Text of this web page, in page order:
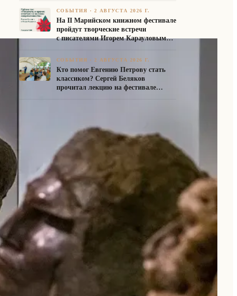
СОБЫТИЯ ·2 АВГУСТА 2026 Г.
На II Марийском книжном фестивале
пройдут творческие встречи
с писателями Игорем Карауловым
СОБЫТИЯ · 2 АВГУСТА 2026 Г.
Кто помог Евгению Петрову стать
классиком? Сергей Беляков
прочитал лекцию на фестивале